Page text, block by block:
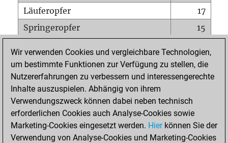
Läuferopfer
17
Springeropfer
15
Matt auf vollem Brett
0
Bauer setzt Matt
1
Erstickte Matts
Unterverwandlungen
Türme auf der siebten
6
Wir verwenden Cookies und vergleichbare Technologien,
um bestimmte Funktionen zur Verfügung zu stellen, die
Nutzererfahrungen zu verbessern und interessengerechte
Inhalte auszuspielen. Abhängig von ihrem
Verwendungszweck können dabei neben technisch
erforderlichen Cookies auch Analyse-Cookies sowie
Marketing-Cookies eingesetzt werden. Hierkönnen Sie der
Verwendung von Analyse-Cookies und Marketing-Cookies